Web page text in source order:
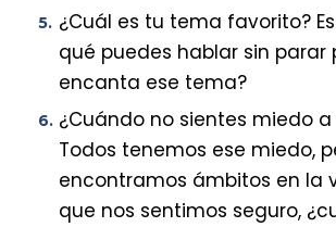
¿Cuál es tu tema favorito?
qué puedes hablar sin parar
encanta ese tema?
¿Cuándo no sientes miedo
Todos tenemos ese miedo,
encontramos ámbitos en la
que nos sentimos seguro,